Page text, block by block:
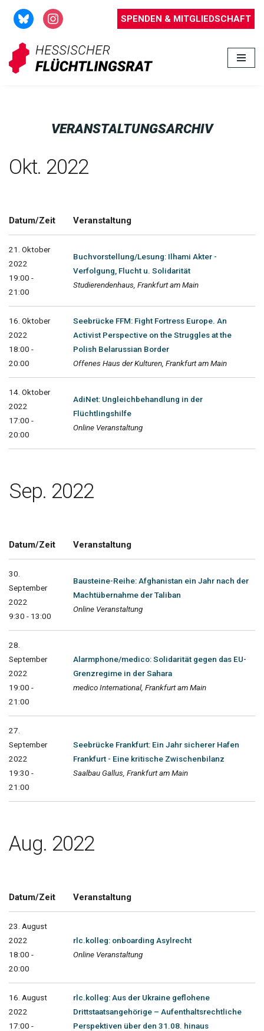
Zum
Inhalt
springen
SPENDEN & MITGLIEDSCHAFT
VERANSTALTUNGSARCHIV
Okt. 2022
Datum/Zeit Veranstaltung
21. Oktober
2022
19:00 -
21:00
Buchvorstellung/Lesung: Ilhami Akter -
Verfolgung, Flucht u. Solidarität
Studierendenhaus, Frankfurt am Main
16. Oktober
2022
18:00 -
20:00
Seebrücke FFM: Fight Fortress Europe. An
Activist Perspective on the Struggles at the
Polish Belarussian Border
Offenes Haus der Kulturen, Frankfurt am Main
14. Oktober
2022
17:00 -
20:00
AdiNet: Ungleichbehandlung in der
Flüchtlingshilfe
Online Veranstaltung
Sep. 2022
Datum/Zeit Veranstaltung
30.
September
2022
9:30 - 13:00
Bausteine-Reihe: Afghanistan ein Jahr nach der
Machtübernahme der Taliban
Online Veranstaltung
28.
September
2022
19:00 -
21:00
Alarmphone/medico: Solidarität gegen das EU-
Grenzregime in der Sahara
medico International, Frankfurt am Main
27.
September
2022
19:30 -
21:00
Seebrücke Frankfurt: Ein Jahr sicherer Hafen
Frankfurt - Eine kritische Zwischenbilanz
Saalbau Gallus, Frankfurt am Main
Aug. 2022
Datum/Zeit Veranstaltung
23. August
2022
18:00 -
20:00
rlc.kolleg: onboarding Asylrecht
Online Veranstaltung
16. August
2022
17:00 -
rlc.kolleg: Aus der Ukraine geflohene
Drittstaatsangehörige – Aufenthaltsrechtliche
Perspektiven über den 31.08. hinaus